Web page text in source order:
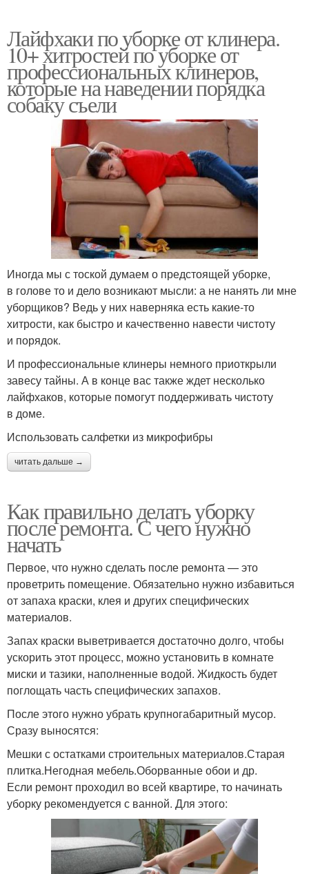
Лайфхаки по уборке от клинера.
10+ хитростей по уборке от
профессиональных клинеров,
которые на наведении порядка
собаку съели
Иногда мы с тоской думаем о предстоящей уборке,
в голове то и дело возникают мысли: а не нанять ли мне
уборщиков? Ведь у них наверняка есть какие-то
хитрости, как быстро и качественно навести чистоту
и порядок.
И профессиональные клинеры немного приоткрыли
завесу тайны. А в конце вас также ждет несколько
лайфхаков, которые помогут поддерживать чистоту
в доме.
Использовать салфетки из микрофибры
читать дальше →
Как правильно делать уборку
после ремонта. С чего нужно
начать
Первое, что нужно сделать после ремонта — это
проветрить помещение. Обязательно нужно избавиться
от запаха краски, клея и других специфических
материалов.
Запах краски выветривается достаточно долго, чтобы
ускорить этот процесс, можно установить в комнате
миски и тазики, наполненные водой. Жидкость будет
поглощать часть специфических запахов.
После этого нужно убрать крупногабаритный мусор.
Сразу выносятся:
Мешки с остатками строительных материалов.Старая
плитка.Негодная мебель.Оборванные обои и др.
Если ремонт проходил во всей квартире, то начинать
уборку рекомендуется с ванной. Для этого: